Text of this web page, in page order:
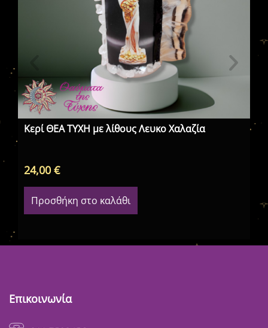
Κερί ΘΕΑ ΤΥΧΗ με λίθους Λευκο Χαλαζία
24,00€
Προσθήκη στο καλάθι
Επικοινωνία